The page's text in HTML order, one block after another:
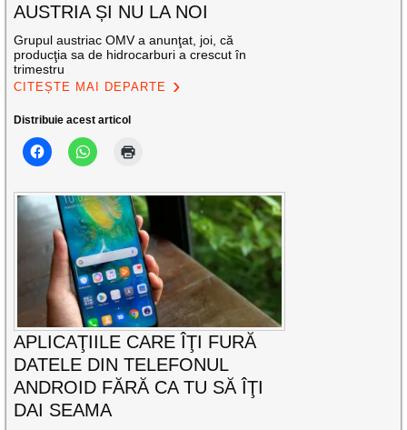
AUSTRIA ȘI NU LA NOI
Grupul austriac OMV a anunţat, joi, că
producţia sa de hidrocarburi a crescut în
trimestru
CITEȘTE MAI DEPARTE
Distribuie acest articol
APLICAŢIILE CARE ÎŢI FURĂ
DATELE DIN TELEFONUL
ANDROID FĂRĂ CA TU SĂ ÎŢI
DAI SEAMA